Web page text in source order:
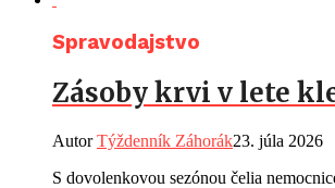
Spravodajstvo
Zásoby krvi v lete
AutorTýždenník Záhorák23. júla 2026
S dovolenkovou sezónou čelia